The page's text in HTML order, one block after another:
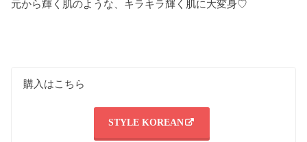
元から輝く肌のような、キラキラ輝く肌に大変身♡
購入はこちら
STYLE KOREAN